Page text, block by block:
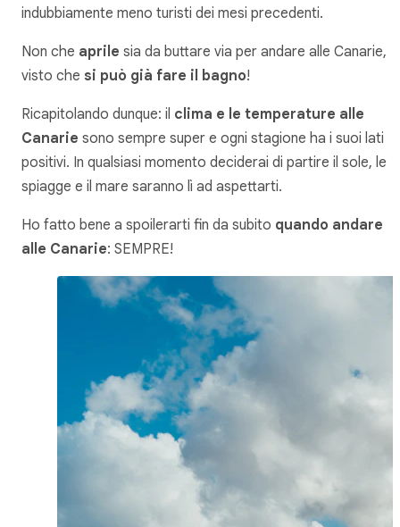
indubbiamente meno turisti dei mesi precedenti.
Non che aprile sia da buttare via per andare alle Canarie,
visto che si può già fare il bagno!
Ricapitolando dunque: il clima e le temperature alle
Canarie sono sempre super e ogni stagione ha i suoi lati
positivi. In qualsiasi momento deciderai di partire il sole, le
spiagge e il mare saranno lì ad aspettarti.
Ho fatto bene a spoilerarti fin da subito quando andare
alle Canarie: SEMPRE!